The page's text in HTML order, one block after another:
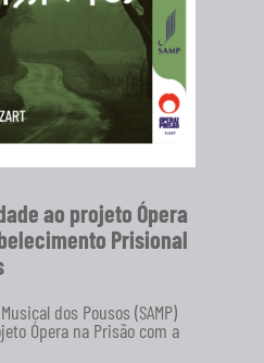
ao projeto Ópera
Prisional
dos Pousos (SAMP)
Ópera na Prisão com a